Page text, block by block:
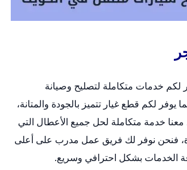
لكم خدمات متكاملة لتصليح وصيانة
يوفر لكم قطع غيار تتميز بالجودة والمتانة،
خدمة متكاملة لحل جميع الأعطال التي
فنحن نوفر لك فريق عمل مدرب على أعلى
الخدمات بشكل احترافي وسريع.